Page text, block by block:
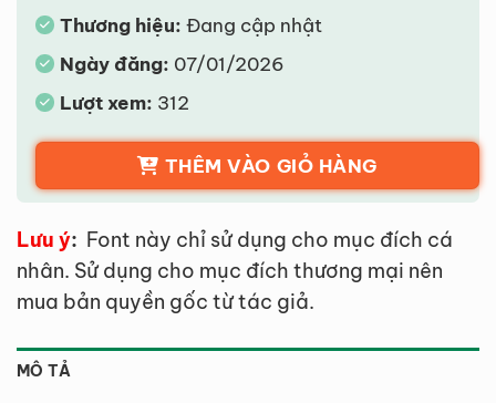
Thương hiệu: Đang cập nhật
Ngày đăng: 07/01/2026
Lượt xem: 312
THÊM VÀO GIỎ HÀNG
Lưu ý: Font này chỉ sử dụng cho mục đích cá
nhân. Sử dụng cho mục đích thương mại nên
mua bản quyền gốc từ tác giả.
MÔ TẢ